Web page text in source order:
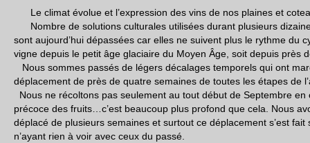
Le climat évolue et l’expression des vins de nos plaines et
Nombre de solutions culturales utilisées durant plusieurs
sont aujourd’hui dépassées car elles ne suivent plus le rythme du
vigne depuis le petit âge glaciaire du Moyen Âge, soit depuis près
Nous sommes passés de légers décalages temporels qui ont
déplacement de près de quatre semaines de toutes les étapes de
Nous ne récoltons pas seulement au tout début de Septembre
précoce des fruits…c’est beaucoup plus profond que cela. Nous
déplacé de plusieurs semaines et surtout ce déplacement s’est
n’ayant rien à voir avec ceux du passé.